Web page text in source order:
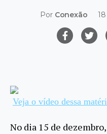
Por Conexão
Veja o vídeo dessa
No dia 15 de